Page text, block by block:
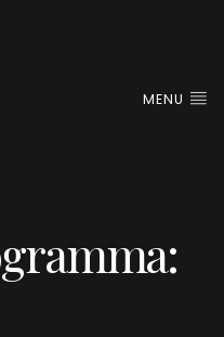
MENU